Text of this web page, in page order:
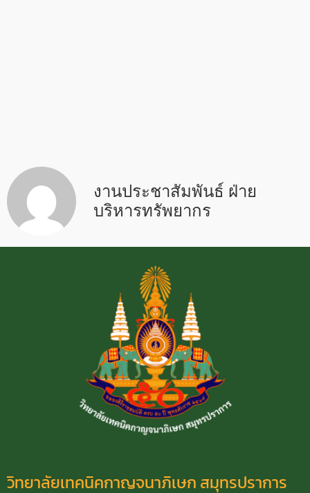
งานประชาสัมพันธ์ ฝ่าย
บริหารทรัพยากร
วิทยาลัยเทคนิคกาญจนาภิเษก สมุทรปราการ